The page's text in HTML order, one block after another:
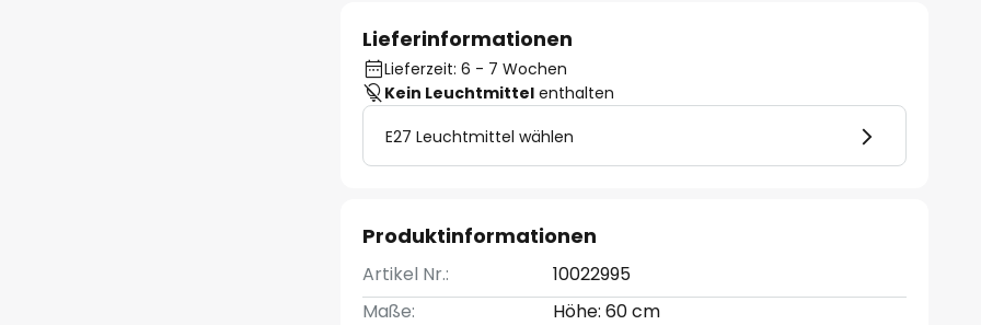
Lieferinformationen
Lieferzeit: 6 - 7 Wochen
Kein Leuchtmittel enthalten
E27 Leuchtmittel wählen
Produktinformationen
Artikel Nr.:
10022995
Maße:
Höhe: 60 cm